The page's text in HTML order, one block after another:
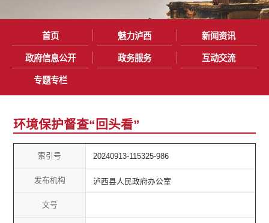
首页 魅力泸西 新闻资讯
政府信息公开 政务服务 互动交流
专题专栏
环境保护督查“回头看”
索引号 20240913-115325-986
发布机构 泸西县人民政府办公室
文号